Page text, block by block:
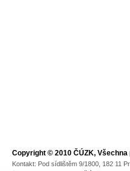
Copyright © 2010 ČÚZK,
Kontakt: Pod sídlištěm 9/1800, 182 11